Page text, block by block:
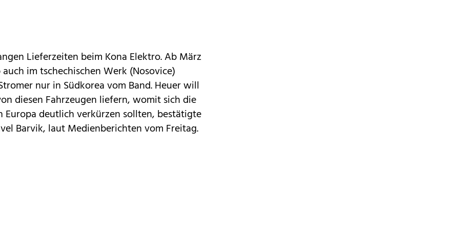
Lieferzeiten beim Kona Elektro. Ab März
im tschechischen Werk (Nosovice)
nur in Südkorea vom Band. Heuer will
diesen Fahrzeugen liefern, womit sich die
Europa deutlich verkürzen sollten, bestätigte
Barvik, laut Medienberichten vom Freitag.